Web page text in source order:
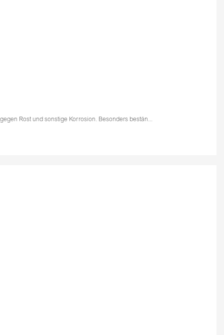
Rost und sonstige Korrosion. Besonders bestän...